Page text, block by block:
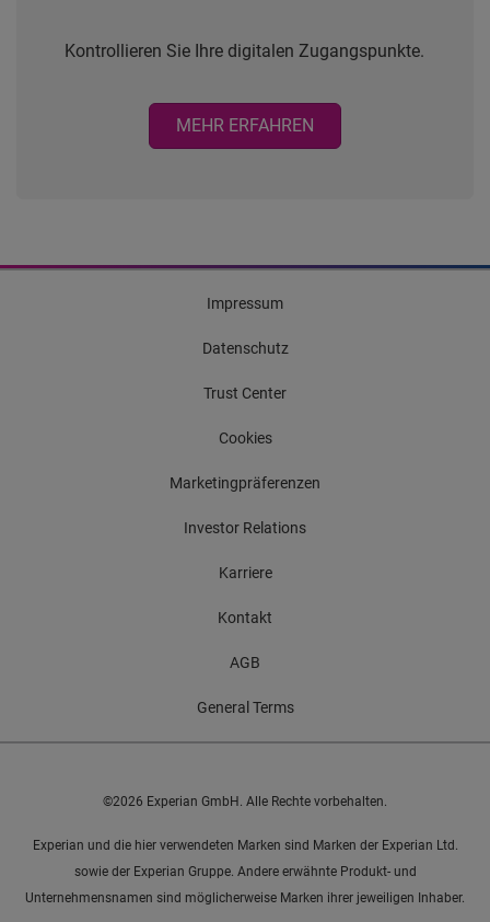
Kontrollieren Sie Ihre digitalen Zugangspunkte.
MEHR ERFAHREN
Impressum
Datenschutz
Trust Center
Cookies
Marketingpräferenzen
Investor Relations
Karriere
Kontakt
AGB
General Terms
©2026 Experian GmbH. Alle Rechte vorbehalten.
Experian und die hier verwendeten Marken sind Marken der Experian Ltd.
sowie der Experian Gruppe. Andere erwähnte Produkt- und
Unternehmensnamen sind möglicherweise Marken ihrer jeweiligen Inhaber.